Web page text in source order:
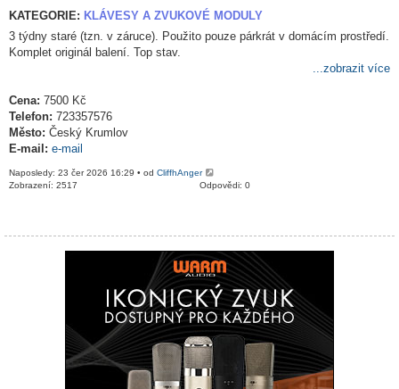
KATEGORIE: KLÁVESY A ZVUKOVÉ MODULY
3 týdny staré (tzn. v záruce). Použito pouze párkrát v domácím prostředí.
Komplet originál balení. Top stav.
...zobrazit více
Cena: 7500 Kč
Telefon: 723357576
Město: Český Krumlov
E-mail: e-mail
Naposledy: 23 čer 2026 16:29 • od CliffhAnger
Odpovědi: 0
Zobrazení: 2517